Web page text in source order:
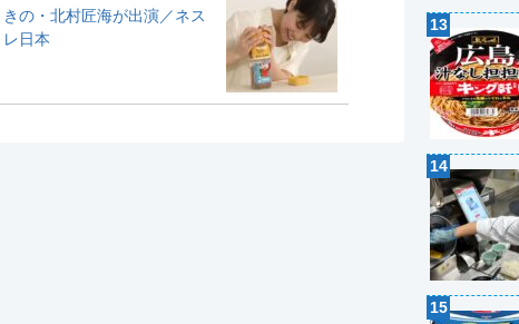
きの・北村匠海が出演／ネス
レ日本